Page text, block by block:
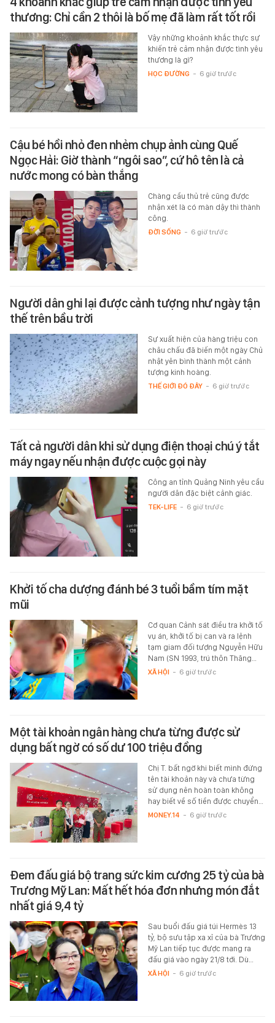
thương: Chỉ cần 2 thôi là bố mẹ đã làm rất tốt rồi
Vậy những khoảnh khắc thực sự
khiến trẻ cảm nhận được tình yêu
thương là gì?
HỌC ĐƯỜNG - 6 giờ trước
Cậu bé hồi nhỏ đen nhẻm chụp ảnh cùng Quế
Ngọc Hải: Giờ thành “ngôi sao”, cứ hô tên là cả
nước mong có bàn thắng
Chàng cầu thủ trẻ cũng được
nhận xét là có màn dậy thì thành
công.
ĐỜI SỐNG - 6 giờ trước
Người dân ghi lại được cảnh tượng như ngày tận
thế trên bầu trời
Sự xuất hiện của hàng triệu con
châu chấu đã biến một ngày Chủ
nhật yên bình thành một cảnh
tượng kinh hoàng.
THẾ GIỚI ĐÓ ĐÂY - 6 giờ trước
Tất cả người dân khi sử dụng điện thoại chú ý tắt
máy ngay nếu nhận được cuộc gọi này
Công an tỉnh Quảng Ninh yêu cầu
người dân đặc biệt cảnh giác.
TEK-LIFE - 6 giờ trước
Khởi tố cha dượng đánh bé 3 tuổi bầm tím mặt
mũi
Cơ quan Cảnh sát điều tra khởi tố
vụ án, khởi tố bị can và ra lệnh
tạm giam đối tượng Nguyễn Hữu
Nam (SN 1993, trú thôn Thăng…
XÃ HỘI - 6 giờ trước
Một tài khoản ngân hàng chưa từng được sử
dụng bất ngờ có số dư 100 triệu đồng
Chị T. bất ngờ khi biết mình đứng
tên tài khoản này và chưa từng
sử dụng nên hoàn toàn không
hay biết về số tiền được chuyển…
MONEY.14 - 6 giờ trước
Đem đấu giá bộ trang sức kim cương 25 tỷ của bà
Trương Mỹ Lan: Mất hết hóa đơn nhưng món đắt
nhất giá 9,4 tỷ
Sau buổi đấu giá túi Hermès 13
tỷ, bộ sưu tập xa xỉ của bà Trương
Mỹ Lan tiếp tục được mang ra
đấu giá vào ngày 21/8 tới. Dù…
XÃ HỘI - 6 giờ trước